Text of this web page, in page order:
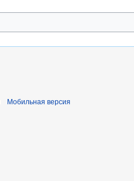
Мобильная версия